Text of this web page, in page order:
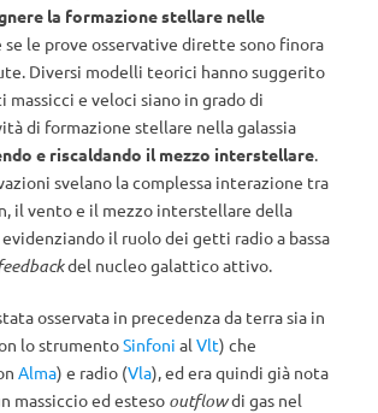
la formazione stellare nelle
se le prove osservative dirette sono finora
Diversi modelli teorici hanno suggerito
massicci e veloci siano in grado di
di formazione stellare nella galassia
e riscaldando il mezzo interstellare.
svelano la complessa interazione tra
il vento e il mezzo interstellare della
il ruolo dei getti radio a bassa
del nucleo galattico attivo.
osservata in precedenza da terra sia in
lo strumentoSinfoni al Vlt) che
Alma) e radio (Vla), ed era quindi già nota
massiccio ed esteso outflowdi gas nel